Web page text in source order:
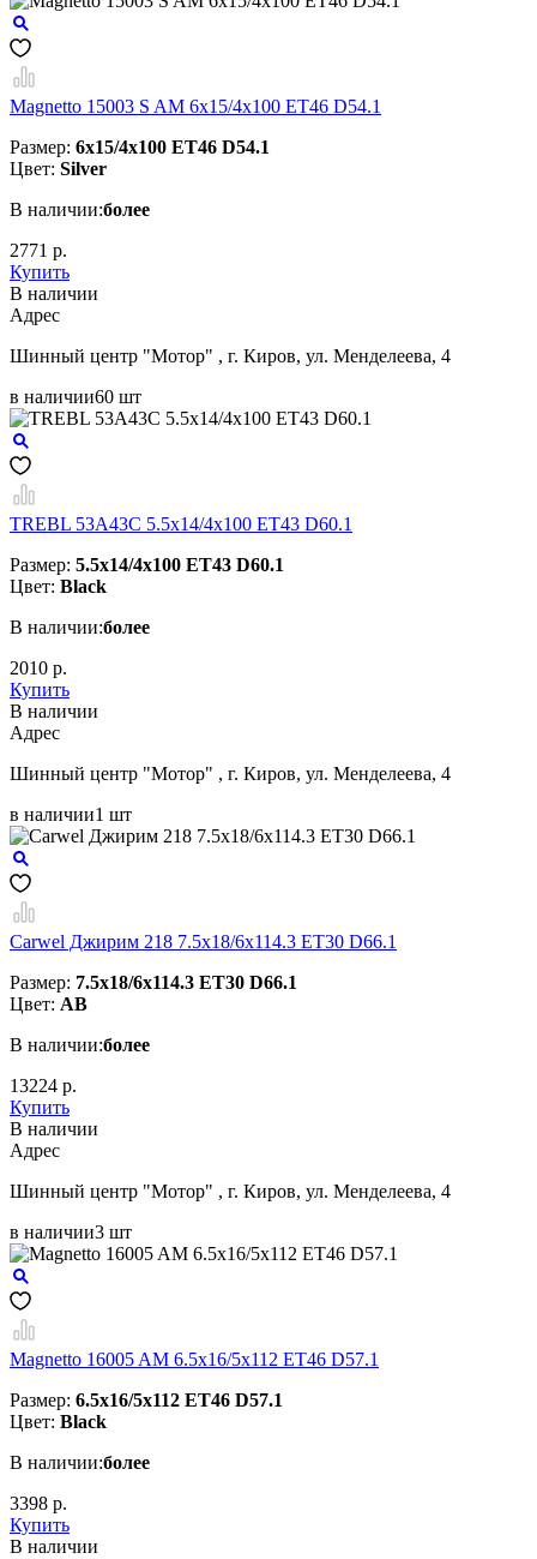
Magnetto 15003 S AM 6x15/4x100 ET46 D54.1
Размер: 6x15/4x100 ET46 D54.1
Цвет: Silver
В наличии:более
2771 р.
Купить
В наличии
Aдрес
Шинный центр "Мотор" , г. Киров, ул. Менделеева, 4
в наличии60 шт
TREBL 53A43C 5.5x14/4x100 ET43 D60.1
Размер: 5.5x14/4x100 ET43 D60.1
Цвет: Black
В наличии:более
2010 р.
Купить
В наличии
Aдрес
Шинный центр "Мотор" , г. Киров, ул. Менделеева, 4
в наличии1 шт
Carwel Джирим 218 7.5x18/6x114.3 ET30 D66.1
Размер: 7.5x18/6x114.3 ET30 D66.1
Цвет: AB
В наличии:более
13224 р.
Купить
В наличии
Aдрес
Шинный центр "Мотор" , г. Киров, ул. Менделеева, 4
в наличии3 шт
Magnetto 16005 AM 6.5x16/5x112 ET46 D57.1
Размер: 6.5x16/5x112 ET46 D57.1
Цвет: Black
В наличии:более
3398 р.
Купить
В наличии